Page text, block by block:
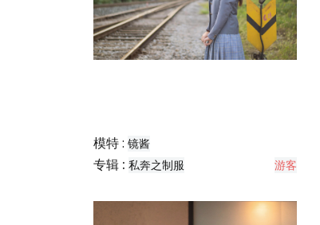
模特 : 镜酱
专辑 : 私奔之制服 游客